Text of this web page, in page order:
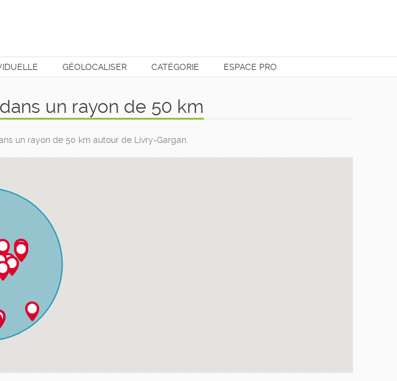
GÉOLOCALISER CATÉGORIE
ESPACE PRO
un rayon de 50 km
un rayon de 50 km autour de Livry-Gargan.